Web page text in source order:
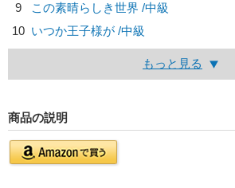
9
この素晴らしき世界 /中級
10 いつか王子様が /中級
もっと見る
商品の説明